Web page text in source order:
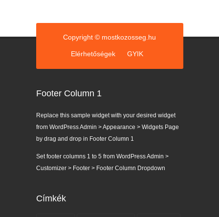
Copyright © mostkozosseg.hu
Elérhetőségek GYIK
Footer Column 1
Replace this sample widget with your desired widget
from WordPress Admin > Appearance > Widgets Page
by drag and drop in Footer Column 1
Set footer columns 1 to 5 from WordPress Admin >
Customizer > Footer > Footer Column Dropdown
Címkék